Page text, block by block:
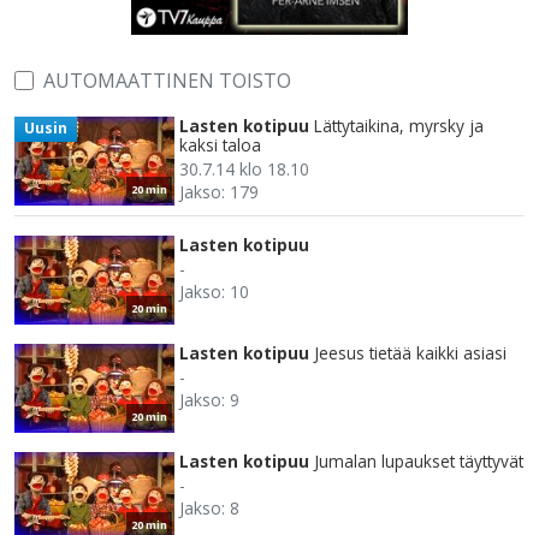
AUTOMAATTINEN TOISTO
20 min
Uusin Lasten kotipuu Lättytaikina, myrsky ja
kaksi taloa
30.7.14 klo 18.10
Jakso: 179
20 min
Lasten kotipuu
-
Jakso: 10
20 min
Lasten kotipuu Jeesus tietää kaikki asiasi
-
Jakso: 9
20 min
Lasten kotipuu Jumalan lupaukset täyttyvät
-
Jakso: 8